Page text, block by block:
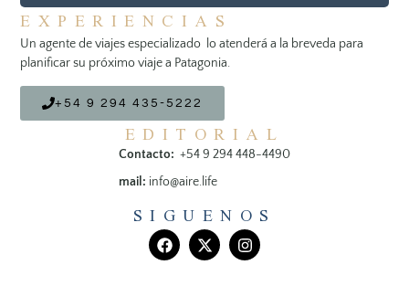
EXPERIENCIAS
Un agente de viajes especializado lo atenderá a la breveda para
planificar su próximo viaje a Patagonia.
+54 9 294 435-5222
EDITORIAL
Contacto: +54 9 294 448-4490
mail: info@aire.life
SIGUENOS